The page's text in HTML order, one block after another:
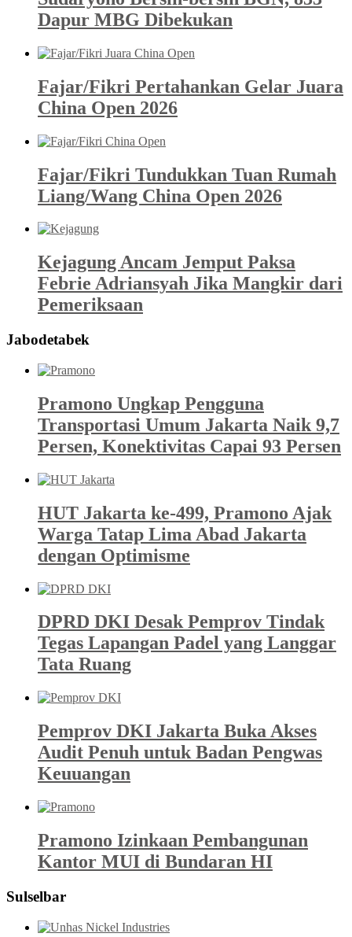
Dapur MBG Dibekukan
Fajar/Fikri Pertahankan Gelar Juara
China Open 2026
Fajar/Fikri Tundukkan Tuan Rumah
Liang/Wang China Open 2026
Kejagung Ancam Jemput Paksa
Febrie Adriansyah Jika Mangkir dari
Pemeriksaan
Jabodetabek
Pramono Ungkap Pengguna
Transportasi Umum Jakarta Naik 9,7
Persen, Konektivitas Capai 93 Persen
HUT Jakarta ke-499, Pramono Ajak
Warga Tatap Lima Abad Jakarta
dengan Optimisme
DPRD DKI Desak Pemprov Tindak
Tegas Lapangan Padel yang Langgar
Tata Ruang
Pemprov DKI Jakarta Buka Akses
Audit Penuh untuk Badan Pengwas
Keuuangan
Pramono Izinkaan Pembangunan
Kantor MUI di Bundaran HI
Sulselbar